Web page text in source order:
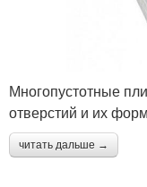
Многопустотные
отверстий и их
читать дальше →